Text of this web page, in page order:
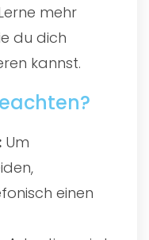
mehr
du dich
kannst.
Um
einen